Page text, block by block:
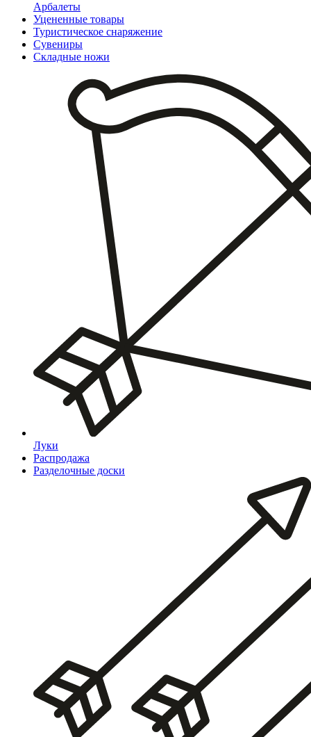
Арбалеты
Уцененные товары
Туристическое снаряжение
Сувениры
Складные ножи
Луки
Распродажа
Разделочные доски